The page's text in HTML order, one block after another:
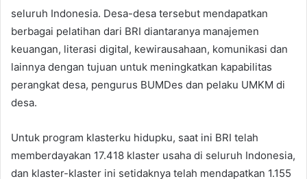
seluruh Indonesia. Desa-desa tersebut mendapatkan
berbagai pelatihan dari BRI diantaranya manajemen
keuangan, literasi digital, kewirausahaan, komunikasi dan
lainnya dengan tujuan untuk meningkatkan kapabilitas
perangkat desa, pengurus BUMDes dan pelaku UMKM di
desa.
Untuk program klasterku hidupku, saat ini BRI telah
memberdayakan 17.418 klaster usaha di seluruh Indonesia,
dan klaster-klaster ini setidaknya telah mendapatkan 1.155